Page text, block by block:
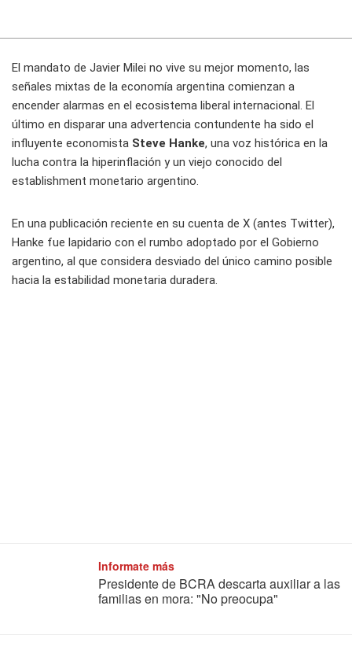
El mandato de Javier Milei no vive su mejor momento, las
señales mixtas de la economía argentina comienzan a
encender alarmas en el ecosistema liberal internacional. El
último en disparar una advertencia contundente ha sido el
influyente economista Steve Hanke, una voz histórica en la
lucha contra la hiperinflación y un viejo conocido del
establishment monetario argentino.
En una publicación reciente en su cuenta de X (antes Twitter),
Hanke fue lapidario con el rumbo adoptado por el Gobierno
argentino, al que considera desviado del único camino posible
hacia la estabilidad monetaria duradera.
Informate más
Presidente de BCRA descarta auxiliar a las
familias en mora: "No preocupa"